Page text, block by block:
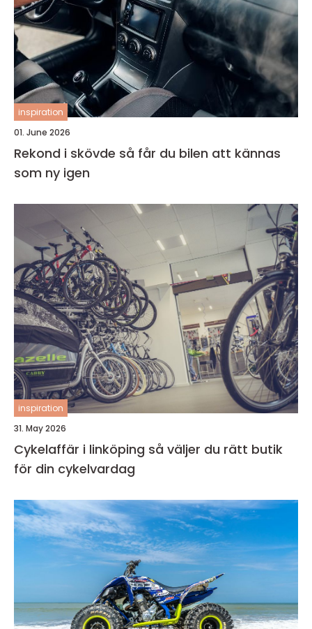
inspiration
01. June 2026
Rekond i skövde så får du bilen att kännas
som ny igen
inspiration
31. May 2026
Cykelaffär i linköping så väljer du rätt butik
för din cykelvardag